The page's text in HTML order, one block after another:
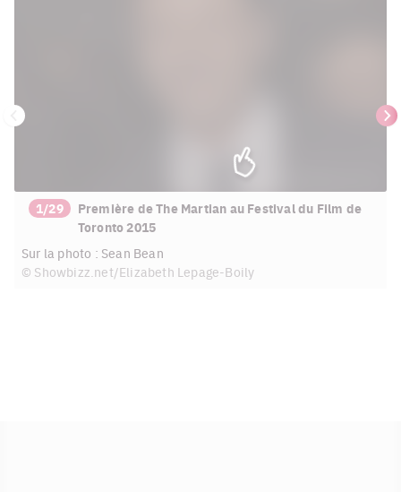
1/29
Première de The Martian au Festival du Film de
Toronto 2015
Sur la photo : Sean Bean
© Showbizz.net/Elizabeth Lepage-Boily
Précédent